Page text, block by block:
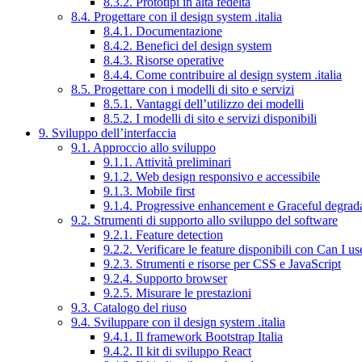
8.4. Progettare con il design system .italia
8.4.1. Documentazione
8.4.2. Benefici del design system
8.4.3. Risorse operative
8.4.4. Come contribuire al design system .italia
8.5. Progettare con i modelli di sito e servizi
8.5.1. Vantaggi dell’utilizzo dei modelli
8.5.2. I modelli di sito e servizi disponibili
9. Sviluppo dell’interfaccia
9.1. Approccio allo sviluppo
9.1.1. Attività preliminari
9.1.2. Web design responsivo e accessibile
9.1.3. Mobile first
9.1.4. Progressive enhancement e Graceful
9.2. Strumenti di supporto allo sviluppo del software
9.2.1. Feature detection
9.2.2. Verificare le feature disponibili con Can I
9.2.3. Strumenti e risorse per CSS e JavaScript
9.2.4. Supporto browser
9.2.5. Misurare le prestazioni
9.3. Catalogo del riuso
9.4. Sviluppare con il design system .italia
9.4.1. Il framework Bootstrap Italia
9.4.2. Il kit di sviluppo React